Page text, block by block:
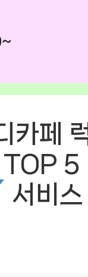
카페
TOP 5
서비스